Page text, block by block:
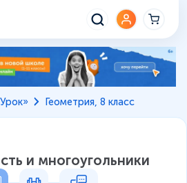
Геометрия, 8 класс
и многоугольники